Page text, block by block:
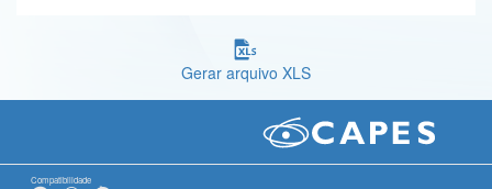
Gabinete de Segurança Institucional
Banco Central do Brasil
Gerar arquivo XLS
Compatibilidade